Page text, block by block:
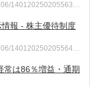
140120250205563…
報 - 株主優待制度
140120250205564…
常は86％増益・通期